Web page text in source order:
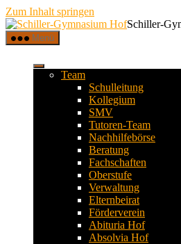
Zum Inhalt springen
Schiller-
Menü
Team
Schulleitung
Kollegium
SMV
Tutoren-Team
Nachhilfebörse
Beratung
Fachschaften
Oberstufe
Verwaltung
Elternbeirat
Förderverein
Abituria Hof
Absolvia Hof